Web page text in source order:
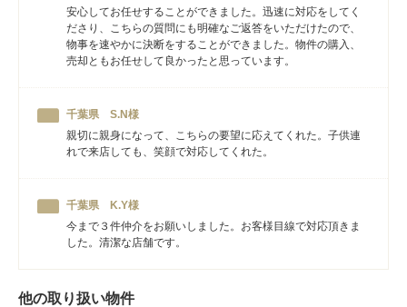
安心してお任せすることができました。迅速に対応をしてく
ださり、こちらの質問にも明確なご返答をいただけたので、
物事を速やかに決断をすることができました。物件の購入、
売却ともお任せして良かったと思っています。
千葉県 S.N様
親切に親身になって、こちらの要望に応えてくれた。子供連
れで来店しても、笑顔で対応してくれた。
千葉県 K.Y様
今まで３件仲介をお願いしました。お客様目線で対応頂きま
した。清潔な店舗です。
他の取り扱い物件